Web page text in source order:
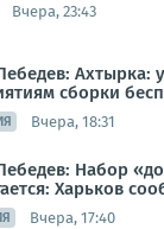
Вчера, 23:43
Ахтырка:
сборки
Вчера, 18:31
Набор
Харьков
Вчера, 17:40